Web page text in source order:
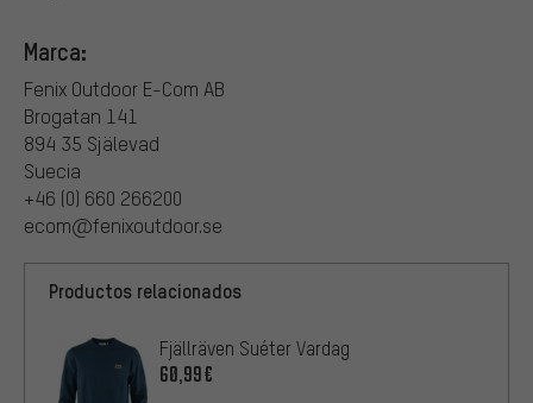
Marca:
Fenix Outdoor E-Com AB
Brogatan 141
894 35 Själevad
Suecia
+46 (0) 660 266200
ecom@fenixoutdoor.se
Productos relacionados
Fjällräven Suéter Vardag
60,99€